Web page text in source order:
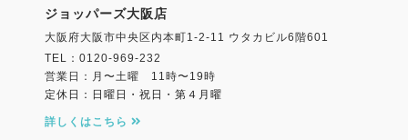
ジョッパーズ大阪店
大阪府大阪市中央区内本町1-2-11 ウタカビル6階601
TEL：0120-969-232
営業日：月〜土曜 11時〜19時
定休日：日曜日・祝日・第４月曜
詳しくはこちら